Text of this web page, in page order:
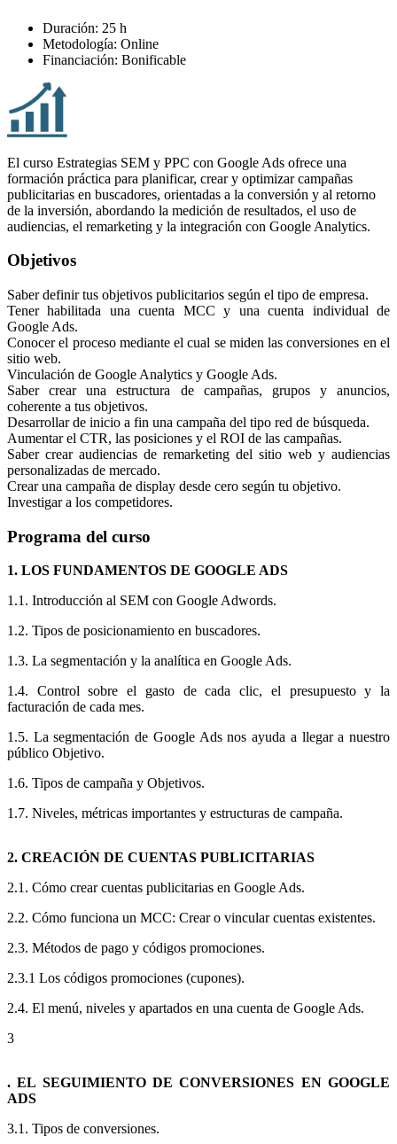
Duración: 25 h
Metodología: Online
Financiación: Bonificable
El curso Estrategias SEM y PPC con Google Ads ofrece una
formación práctica para planificar, crear y optimizar campañas
publicitarias en buscadores, orientadas a la conversión y al retorno
de la inversión, abordando la medición de resultados, el uso de
audiencias, el remarketing y la integración con Google Analytics.
Objetivos
Saber definir tus objetivos publicitarios según el tipo de empresa.
Tener habilitada una cuenta MCC y una cuenta individual de
Google Ads.
Conocer el proceso mediante el cual se miden las conversiones en el
sitio web.
Vinculación de Google Analytics y Google Ads.
Saber crear una estructura de campañas, grupos y anuncios,
coherente a tus objetivos.
Desarrollar de inicio a fin una campaña del tipo red de búsqueda.
Aumentar el CTR, las posiciones y el ROI de las campañas.
Saber crear audiencias de remarketing del sitio web y audiencias
personalizadas de mercado.
Crear una campaña de display desde cero según tu objetivo.
Investigar a los competidores.
Programa del curso
1. LOS FUNDAMENTOS DE GOOGLE ADS
1.1. Introducción al SEM con Google Adwords.
1.2. Tipos de posicionamiento en buscadores.
1.3. La segmentación y la analítica en Google Ads.
1.4. Control sobre el gasto de cada clic, el presupuesto y la
facturación de cada mes.
1.5. La segmentación de Google Ads nos ayuda a llegar a nuestro
público Objetivo.
1.6. Tipos de campaña y Objetivos.
1.7. Niveles, métricas importantes y estructuras de campaña.
2. CREACIÓN DE CUENTAS PUBLICITARIAS
2.1. Cómo crear cuentas publicitarias en Google Ads.
2.2. Cómo funciona un MCC: Crear o vincular cuentas existentes.
2.3. Métodos de pago y códigos promociones.
2.3.1 Los códigos promociones (cupones).
2.4. El menú, niveles y apartados en una cuenta de Google Ads.
3
. EL SEGUIMIENTO DE CONVERSIONES EN GOOGLE
ADS
3.1. Tipos de conversiones.